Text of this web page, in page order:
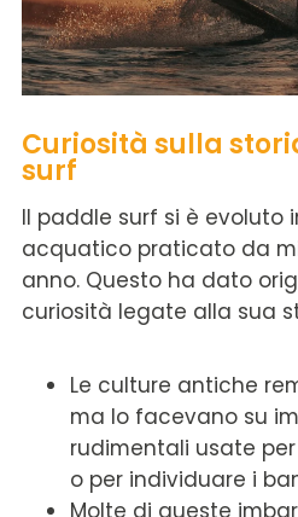
Curiosità sulla
surf
Il paddle surf si è evoluto
acquatico praticato da
anno. Questo ha dato
curiosità legate alla sua
Le culture antiche
ma lo facevano su
rudimentali usate
o per individuare i
Molte di queste